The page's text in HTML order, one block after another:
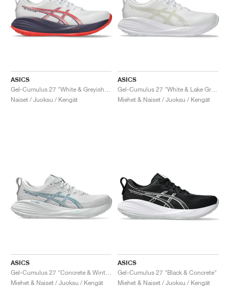
ASICS
Naiset / Juoksu / Kengät
ASICS
Miehet & Naiset / Juoksu / Kengät
ASICS
Miehet & Naiset / Juoksu / Kengät
ASICS
Gel-Cumulus 27 "Black & Concrete"
Miehet & Naiset / Juoksu / Kengät